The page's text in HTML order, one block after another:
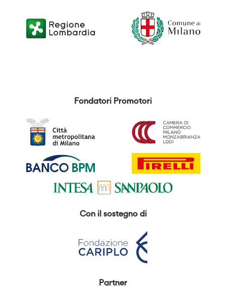
Fondatori Promotori
Con il sostegno di
Partner